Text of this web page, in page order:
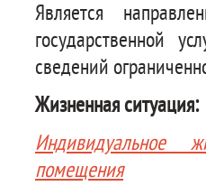
Является
государственной
сведений
Жизненная ситуация:
Индивидуальное
помещения